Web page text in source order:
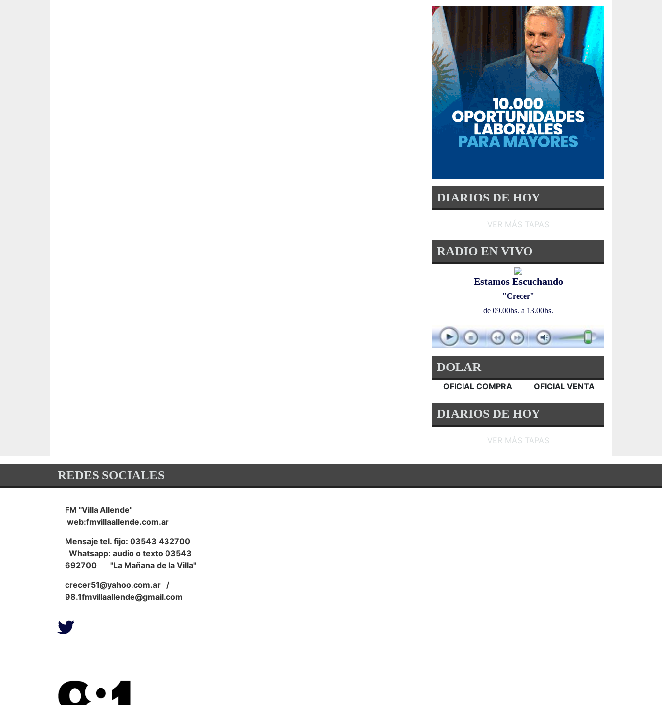
DIARIOS DE HOY
VER MÁS TAPAS
RADIO EN VIVO
Estamos Escuchando
"Crecer"
de 09.00hs. a 13.00hs.
DOLAR
OFICIAL COMPRA OFICIAL VENTA
DIARIOS DE HOY
VER MÁS TAPAS
REDES SOCIALES
FM "Villa Allende"
web:fmvillaallende.com.ar
Mensaje tel. fijo: 03543 432700
Whatsapp: audio o texto 03543
692700 "La Mañana de la Villa"
crecer51@yahoo.com.ar /
98.1fmvillaallende@gmail.com